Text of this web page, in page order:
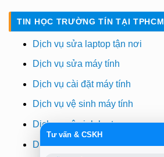
TIN HỌC TRƯỜNG TÍN TẠI TPHCM
Dịch vụ sửa laptop tận nơi
Dịch vụ sửa máy tính
Dịch vụ cài đặt máy tính
Dịch vụ vệ sinh máy tính
Dịch vụ vệ sinh laptop
Dịch vụ cài win
Tư vấn & CSKH